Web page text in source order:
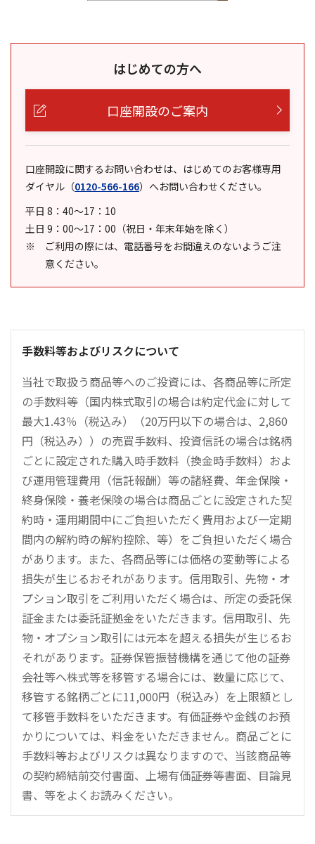
はじめての方へ
口座開設のご案内
口座開設に関するお問い合わせは、はじめてのお客様専用
ダイヤル （0120-566-166） へお問い合わせください。
平日 8：40～17：10
土日 9：00～17：00（祝日・年末年始を除く）
ご利用の際には、電話番号をお間違えのないようご注
意ください。
手数料等およびリスクについて
当社で取扱う商品等へのご投資には、各商品等に所定
の手数料等（国内株式取引の場合は約定代金に対して
最大1.43％（税込み）（20万円以下の場合は、2,860
円（税込み））の売買手数料、投資信託の場合は銘柄
ごとに設定された購入時手数料（換金時手数料）およ
び運用管理費用（信託報酬）等の諸経費、年金保険・
終身保険・養老保険の場合は商品ごとに設定された契
約時・運用期間中にご負担いただく費用および一定期
間内の解約時の解約控除、等）をご負担いただく場合
があります。また、各商品等には価格の変動等による
損失が生じるおそれがあります。信用取引、先物・オ
プション取引をご利用いただく場合は、所定の委託保
証金または委託証拠金をいただきます。信用取引、先
物・オプション取引には元本を超える損失が生じるお
それがあります。証券保管振替機構を通じて他の証券
会社等へ株式等を移管する場合には、数量に応じて、
移管する銘柄ごとに11,000円（税込み）を上限額とし
て移管手数料をいただきます。有価証券や金銭のお預
かりについては、料金をいただきません。商品ごとに
手数料等およびリスクは異なりますので、当該商品等
の契約締結前交付書面、上場有価証券等書面、目論見
書、等をよくお読みください。